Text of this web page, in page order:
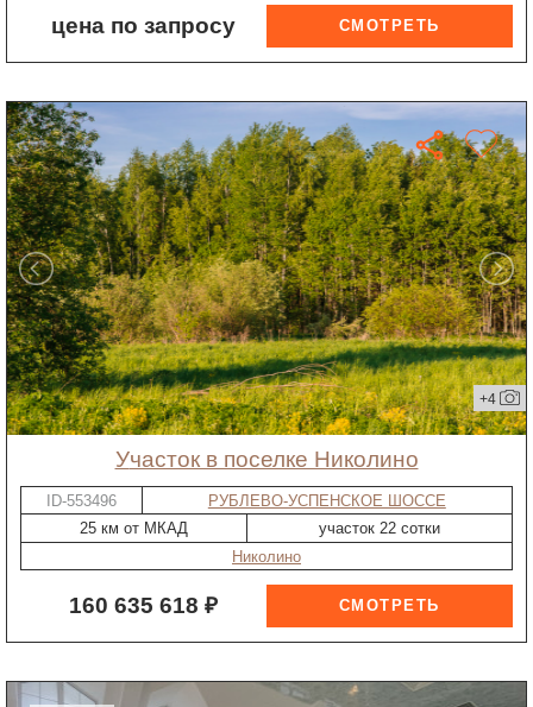
цена по запросу
+4
участок в поселке Николино
ID-553496
РУБЛЕВО-УСПЕНСКОЕ ШОССЕ
25 км от МКАД
участок 22 сотки
Николино
160 635 618 ₽